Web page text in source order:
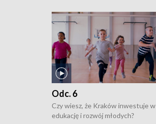
Odc. 6
Czy wiesz, że Kraków inwestuje w
edukację i rozwój młodych?